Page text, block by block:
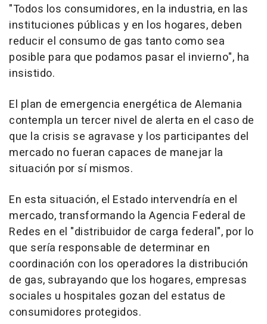
"Todos los consumidores, en la industria, en las
instituciones públicas y en los hogares, deben
reducir el consumo de gas tanto como sea
posible para que podamos pasar el invierno", ha
insistido.
El plan de emergencia energética de Alemania
contempla un tercer nivel de alerta en el caso de
que la crisis se agravase y los participantes del
mercado no fueran capaces de manejar la
situación por sí mismos.
En esta situación, el Estado intervendría en el
mercado, transformando la Agencia Federal de
Redes en el "distribuidor de carga federal", por lo
que sería responsable de determinar en
coordinación con los operadores la distribución
de gas, subrayando que los hogares, empresas
sociales u hospitales gozan del estatus de
consumidores protegidos.